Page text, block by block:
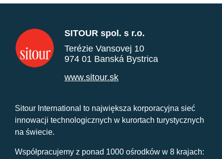
SITOUR spol. s r.o.
Terézie Vansovej 10
974 01 Banská Bystrica
www.sitour.sk
Sitour International to największa korporacyjna sieć
innowacji technologicznych w kurortach turystycznych
na świecie.
Współpracujemy z ponad 1000 ośrodków w 8 krajach: